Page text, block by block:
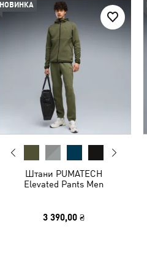
НОВИНКА
Штани PUMATECH
Elevated Pants Men
3 390,00 ₴